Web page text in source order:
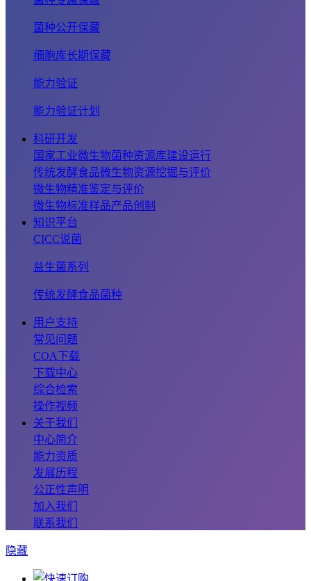
菌种公开保藏
细胞库长期保藏
能力验证
能力验证计划
科研开发
国家工业微生物菌种资源库建设运行
传统发酵食品微生物资源挖掘与评价
微生物精准鉴定与评价
微生物标准样品产品创制
知识平台
CICC说菌
益生菌系列
传统发酵食品菌种
用户支持
常见问题
COA下载
下载中心
综合检索
操作视频
关于我们
中心简介
能力资质
发展历程
公正性声明
加入我们
联系我们
隐藏